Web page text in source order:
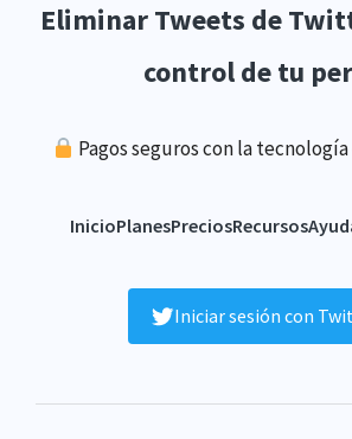
Eliminar Tweets de
control de tu
Pagos seguros con la
InicioPlanesPreciosRecursos
Iniciar sesión con